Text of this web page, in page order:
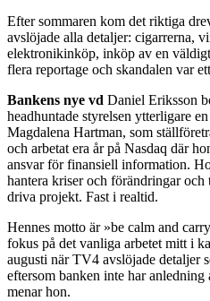
Efter sommaren kom det riktiga
avslöjade alla detaljer: cigarrerna,
elektronikinköp, inköp av en
flera reportage och skandalen var
Bankens nye vd Daniel Eriksson
headhunta­de styrelsen ytterligare
Magdalena Hartman, som
och arbetat era år på Nasdaq där
ansvar för finansiell information.
hantera kriser och förändringar
driva projekt. Fast i realtid.
Hennes motto är »be calm and
fokus på det vanliga arbetet mitt i
augusti när TV4 avslöjade detal­jer
eftersom banken inte har
menar hon.